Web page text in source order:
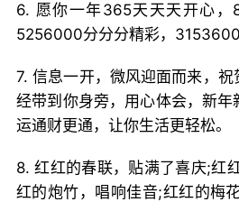
6. 愿你一年365天天天开心，
5256000分分分精彩，
7. 信息一开，微风迎面而来，
经带到你身旁，用心体会，新年
运通财更通，让你生活更轻松。
8. 红红的春联，贴满了喜庆;红
红的炮竹，唱响佳音;红红的梅